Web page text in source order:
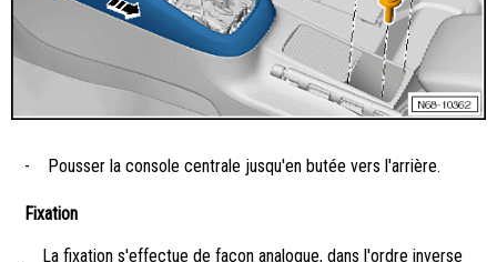
- Pousser la console centrale jusqu'en butée vers l'arrière.
Fixation
La fixation s'effectue de façon analogue, dans l'ordre inverse